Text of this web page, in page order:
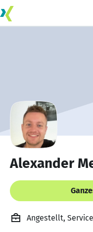
Alexander
Angestellt,